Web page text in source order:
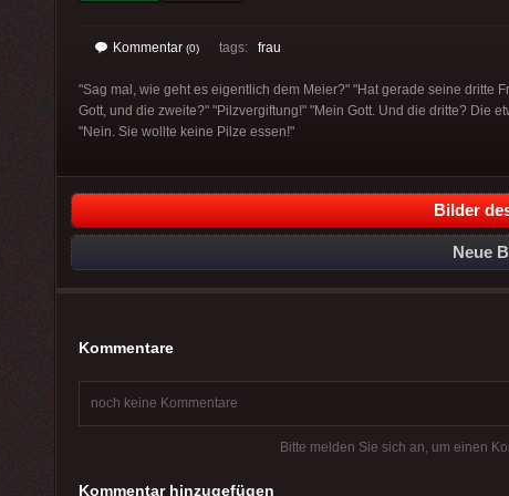
Kommentar (0) tags: frau
"Sag mal, wie geht es eigentlich dem Meier?" "Hat gerade seine dritte
Gott, und die zweite?" "Pilzvergiftung!" "Mein Gott. Und die dritte? Die
"Nein. Sie wollte keine Pilze essen!"
Bilder
Neue
Kommentare
noch keine Kommentare
Bitte melden Sie sich an, um einen
Kommentar hinzugefügen